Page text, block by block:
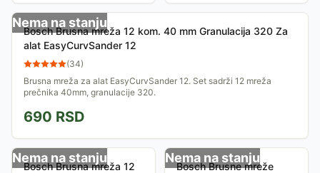
Nema na stanju
Bosch Brusna mreža 12 kom. 40 mm Granulacija 320 Za
alat EasyCurvSander 12
(34)
Brusna mreža za alat EasyCurvSander 12. Set sadrži 12 mreža
prečnika 40mm, granulacije 320.
690 RSD
Nema na stanju
Bosch Brusna mreža 12
Nema na stanju
Bosch Brusne mreže